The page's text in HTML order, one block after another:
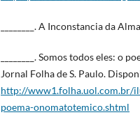
________. A Inconstancia da
________. Somos todos eles:
Jornal Folha de S. Paulo.
http://www1.folha.uol.com.br/
poema-onomatotemico.shtml